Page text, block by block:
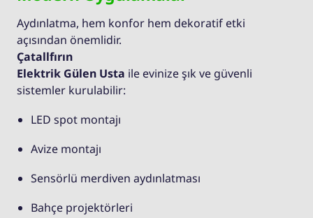
Aydınlatma, hem konfor hem dekoratif etki
açısından önemlidir.
Çatallfırın
Elektrik Gülen Usta ile evinize şık ve güvenli
sistemler kurulabilir:
LED spot montajı
Avize montajı
Sensörlü merdiven aydınlatması
Bahçe projektörleri